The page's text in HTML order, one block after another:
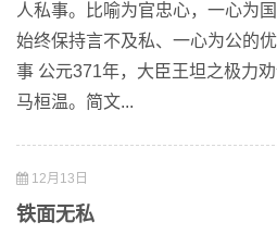
人私事。比喻为官忠心，一心为
始终保持言不及私、一心为公的
事 公元371年，大臣王坦之极力
马桓温。简文...
12月13日
铁面无私